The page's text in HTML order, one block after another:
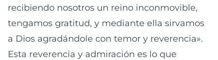
recibiendo nosotros un reino inconmovible,
tengamos gratitud, y mediante ella sirvamos
a Dios agradándole con temor y reverencia».
Esta reverencia y admiración es lo que